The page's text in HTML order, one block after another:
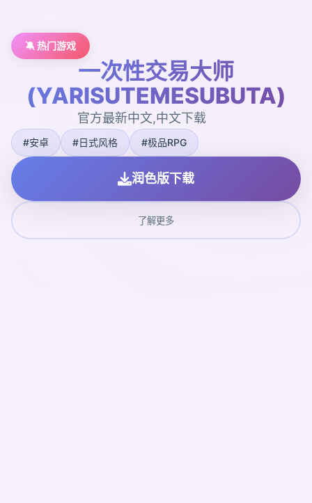
🔕 热门游戏
一次性交易大师
(YARISUTEMESUBUTA)
官方最新中文,中文下载
#安卓 #日式风格 #极品RPG
润色版下载
了解更多